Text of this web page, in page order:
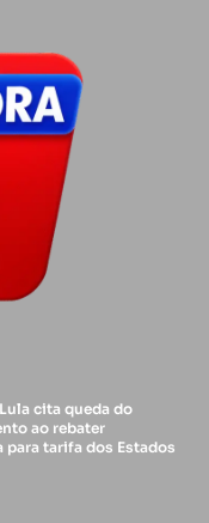
cita queda do
ao rebater
tarifa dos Estados